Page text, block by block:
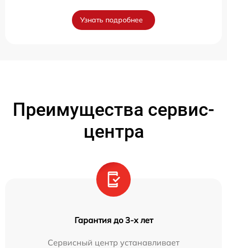
Узнать подробнее
Преимущества сервис-
центра
Гарантия до 3-х лет
Сервисный центр устанавливает